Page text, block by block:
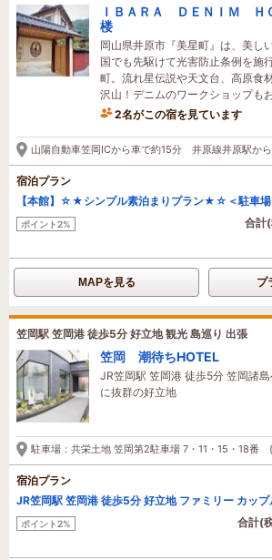
ＩＢＡＲＡ ＤＥＮＩＭ Ｈ
楼
岡山県井原市『美星町』は、美し
国でも先駆けて光害防止条例を施
町。流れ星伝説や天文台、高原食
沢山！デニムのワークショップも
2名がこの宿を見ています
山陽自動車笠岡ICから車で約15分 井原線井原駅か
宿泊プラン
【本館】☆★シンプル素泊まりプラン★☆＜駐車場
ポイント2% 合計
MAPを見る プ
笠岡駅 笠岡港 徒歩5分 好立地 観光 島巡り 出張
笠岡 潮待ちHOTEL
JR笠岡駅 笠岡港 徒歩5分 笠岡諸
に抜群の好立地
駐車場：共栄土地 笠岡第2駐車場 7・11・15・18番
宿泊プラン
JR笠岡駅 笠岡港 徒歩5分 好立地 ファミリー カップ
ポイント2% 合計(